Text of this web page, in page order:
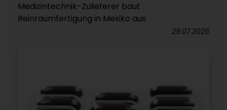
Medizintechnik-Zulieferer baut
Reinraumfertigung in Mexiko aus
29.07.2026